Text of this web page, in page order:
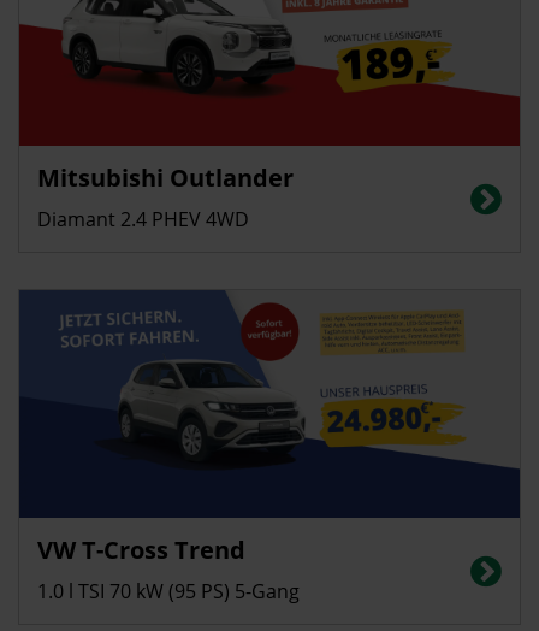
Energieverbrauch (gewichtet kombiniert) 2,7 l/100 km; Stromverbrauch 16
kWh/100 km; CO2-Emissionen (gewichtet kombiniert): 60 g/km; CO2-
Klasse: B
Mitsubishi Outlander
Diamant 2.4 PHEV 4WD
Energieverbrauch in l/100 km (kombiniert): 5,5, CO2-Emissionen
(kombiniert): 125 g/km; CO2-Klasse: D
VW T-Cross Trend
1.0 l TSI 70 kW (95 PS) 5-Gang